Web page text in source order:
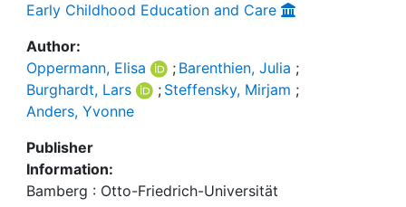
Early Childhood Education and Care
Author:
Oppermann, Elisa
; Barenthien, Julia ;
Burghardt, Lars
; Steffensky, Mirjam ;
Anders, Yvonne
Publisher
Information:
Bamberg : Otto-Friedrich-Universität